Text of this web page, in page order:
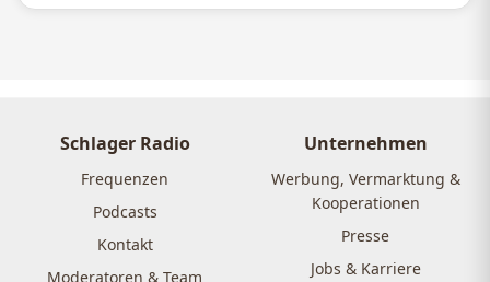
Schlager Radio
Frequenzen
Podcasts
Kontakt
Moderatoren & Team
Unternehmen
Werbung, Vermarktung &
Kooperationen
Presse
Jobs & Karriere